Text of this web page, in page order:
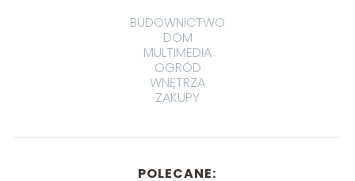
BUDOWNICTWO
DOM
MULTIMEDIA
OGRÓD
WNĘTRZA
ZAKUPY
POLECANE: